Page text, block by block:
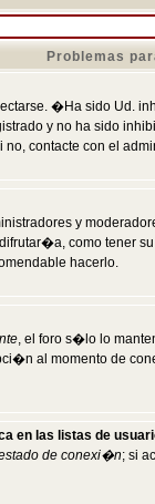
Problemas
�Ha sido Ud.
y no ha sido
contacte con el
y
como tener
hacerlo.
, el foro s�lo lo
al momento de
en las listas de
de conexi�n; si